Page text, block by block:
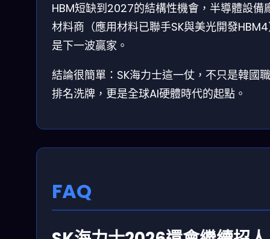
HBM短缺到2027的結構性機會，半導體設備
材料商（應用材料已聯手SK與美光開發
是下一波贏家。
結論很簡單：SK海力士這一仗，不只是韓國
排名洗牌，更是全球AI硬體時代的起點。
FAQ